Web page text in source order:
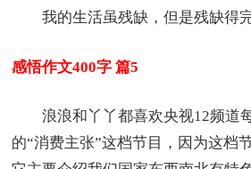
我的生活虽残缺，但是残缺得
感悟作文400字 篇5
浪浪和丫丫都喜欢央视12频道
的“消费主张”这档节目，因为这档